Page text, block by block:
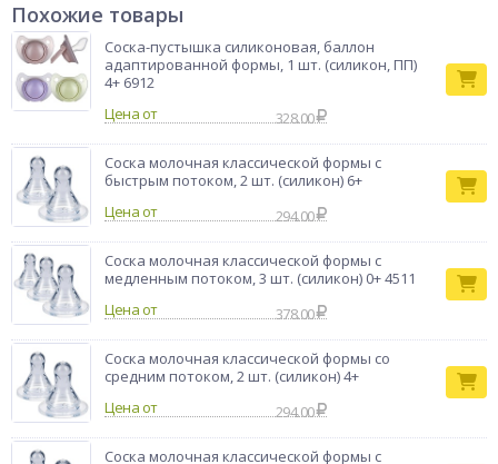
элементами из ТПР, ПВХ и силикона, что обеспечивает
устойчивость к влаге и долговечность даже при ежедневном
использовании. Материалы легко моются и не теряют своих
свойств со временем. Сетка имеет удобную конструкцию,
которая позволяет быстро складывать и доставать игрушки.
Она помогает поддерживать порядок и приучает ребенка к
самостоятельной организации своих вещей.
Бренд ПОМА
Похожие товары
Соска-пустышка силиконовая, баллон
адаптированной формы, 1 шт. (силикон, ПП)
4+ 6912
Цена от
328.00
Соска молочная классической формы с
быстрым потоком, 2 шт. (силикон) 6+
Цена от
294.00
Соска молочная классической формы с
медленным потоком, 3 шт. (силикон) 0+ 4511
Цена от
378.00
Соска молочная классической формы со
средним потоком, 2 шт. (силикон) 4+
Цена от
294.00
Соска молочная классической формы с